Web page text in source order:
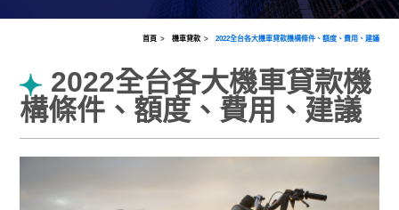
首頁 機車貸款 2022全台各大機車貸款機構條件、額度、費用、建議
2022全台各大機車貸款機
構條件、額度、費用、建議